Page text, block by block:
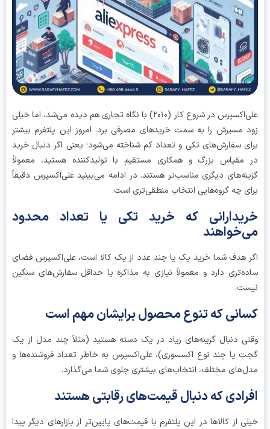
علی‌اکسپرس در شروع کار (۲۰۱۰) با نگاه تجاری هم دیده می‌شد، اما خیلی
مسیرش را به سمت خریدهای مصرفی برد. امروز این پلتفرم بیشتر
سفارش‌های تکی و تعداد کم شناخته می‌شود؛ یعنی اگر دنبال خرید
مقیاس بزرگ و همکاری مستقیم با تولیدکننده هستید، معمولاً
دیگری مناسب‌تر هستند. در ادامه می‌بینید علی‌اکسپرس دقیقاً
چه گروه‌هایی انتخاب منطقی‌تری است.
که خرید تکی یا تعداد محدود
هدف شما خرید یک یا چند عدد از یک کالا است، علی‌اکسپرس فضای
دارد و معمولاً نیازی به مذاکره یا حداقل سفارش‌های سنگین
که تنوع محصول برایشان مهم است
دنبال گزینه‌های زیاد در یک دسته هستید (مثلاً چند مدل از یک
یا چند نوع اکسسوری)، علی‌اکسپرس به خاطر تعداد فروشنده‌ها و
مختلف، انتخاب‌های بیشتری جلوی شما می‌گذارد.
که دنبال قیمت‌های رقابتی هستند
از کالاها در این پلتفرم با قیمت‌های پایین‌تر از بازارهای دیگر پیدا